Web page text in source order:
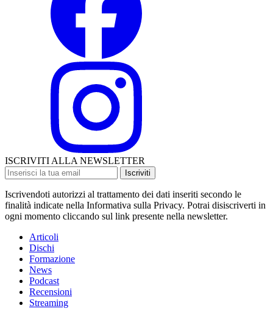
ISCRIVITI ALLA NEWSLETTER
Iscriviti
Iscrivendoti autorizzi al trattamento dei dati inseriti secondo le
finalità indicate nella Informativa sulla Privacy. Potrai disiscriverti in
ogni momento cliccando sul link presente nella newsletter.
Articoli
Dischi
Formazione
News
Podcast
Recensioni
Streaming